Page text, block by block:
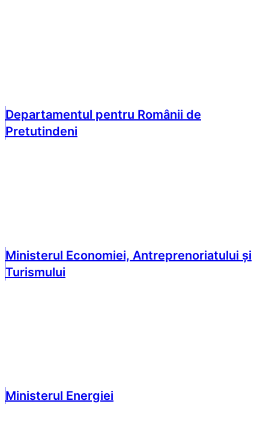
Departamentul pentru Românii de
Pretutindeni
Ministerul Economiei, Antreprenoriatului și
Turismului
Ministerul Energiei